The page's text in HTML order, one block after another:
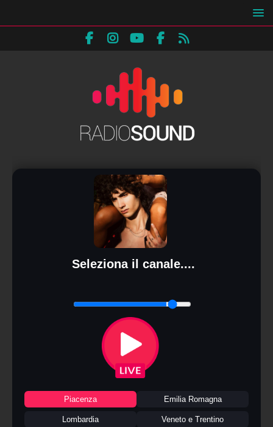
Seleziona il canale....
Piacenza Emilia Romagna
Lombardia Veneto e Trentino